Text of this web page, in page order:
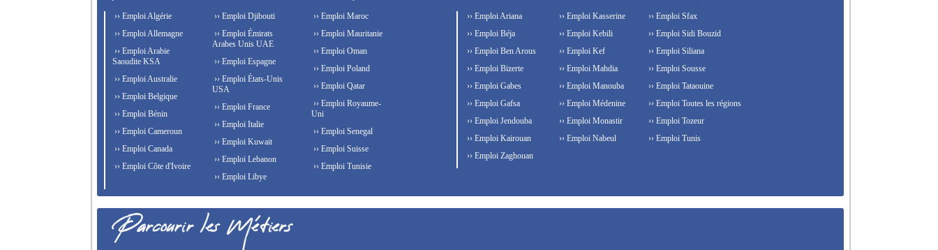
›› Emploi Algérie
›› Emploi Allemagne
›› Emploi Arabie
Saoudite KSA
›› Emploi Australie
›› Emploi Belgique
›› Emploi Bénin
›› Emploi Cameroun
›› Emploi Canada
›› Emploi Côte d'Ivoire
›› Emploi Djibouti
›› Emploi Émirats
Arabes Unis UAE
›› Emploi Espagne
›› Emploi États-Unis
USA
›› Emploi France
›› Emploi Italie
›› Emploi Kuwait
›› Emploi Lebanon
›› Emploi Libye
›› Emploi Maroc
›› Emploi Mauritanie
›› Emploi Oman
›› Emploi Poland
›› Emploi Qatar
›› Emploi Royaume-
Uni
›› Emploi Senegal
›› Emploi Suisse
›› Emploi Tunisie
›› Emploi Ariana
›› Emploi Béja
›› Emploi Ben Arous
›› Emploi Bizerte
›› Emploi Gabes
›› Emploi Gafsa
›› Emploi Jendouba
›› Emploi Kairouan
›› Emploi Kasserine
›› Emploi Kebili
›› Emploi Kef
›› Emploi Mahdia
›› Emploi Manouba
›› Emploi Médenine
›› Emploi Monastir
›› Emploi Nabeul
›› Emploi Sfax
›› Emploi Sidi Bouzid
›› Emploi Siliana
›› Emploi Sousse
›› Emploi Tataouine
›› Emploi Toutes les régions
›› Emploi Tozeur
›› Emploi Tunis
›› Emploi Zaghouan